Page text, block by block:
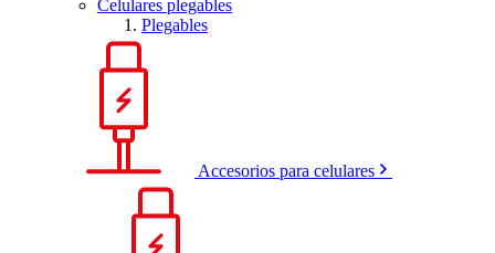
Celulares plegables
Plegables
Accesorios para celulares